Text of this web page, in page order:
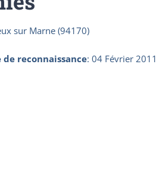
sur Marne (94170)
reconnaissance: 04 Février 2011